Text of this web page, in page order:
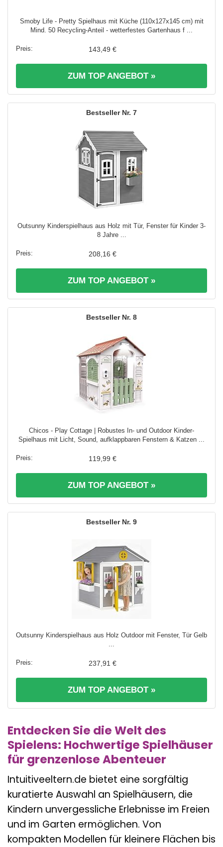
Smoby Life - Pretty Spielhaus mit Küche (110x127x145 cm) mit
Mind. 50 Recycling-Anteil - wetterfestes Gartenhaus f ...
143,49 €
ZUM TOP ANGEBOT »
7
Outsunny Kinderspielhaus aus Holz mit Tür, Fenster für Kinder 3-
8 Jahre ...
208,16 €
ZUM TOP ANGEBOT »
8
Chicos - Play Cottage | Robustes In- und Outdoor Kinder-
Spielhaus mit Licht, Sound, aufklappbaren Fenstern & Katzen ...
119,99 €
ZUM TOP ANGEBOT »
9
Outsunny Kinderspielhaus aus Holz Outdoor mit Fenster, Tür Gelb
237,91 €
ZUM TOP ANGEBOT »
Entdecken Sie die Welt des
Spielens: Hochwertige Spielhäuser
für grenzenlose Abenteuer
Intuitiveeltern.de bietet eine sorgfältig
kuratierte Auswahl an Spielhäusern, die
Kindern unvergessliche Erlebnisse im Freien
und im Garten ermöglichen. Von
kompakten Modellen für kleinere Flächen bis